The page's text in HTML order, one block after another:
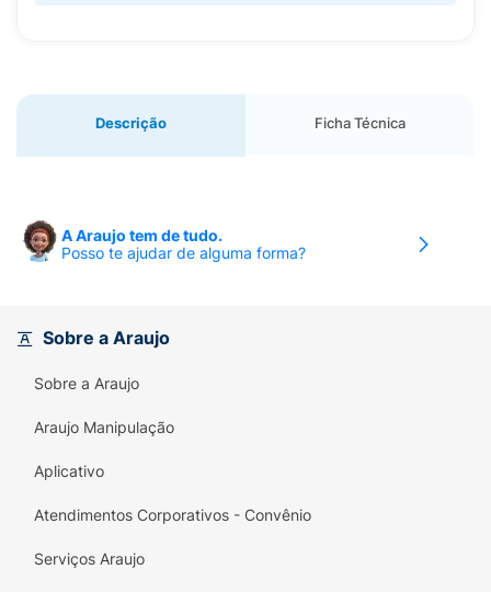
Descrição Ficha Técnica
A Araujo tem de tudo.
Posso te ajudar de alguma forma?
Sobre a Araujo
Sobre a Araujo
Araujo Manipulação
Aplicativo
Atendimentos Corporativos - Convênio
Serviços Araujo